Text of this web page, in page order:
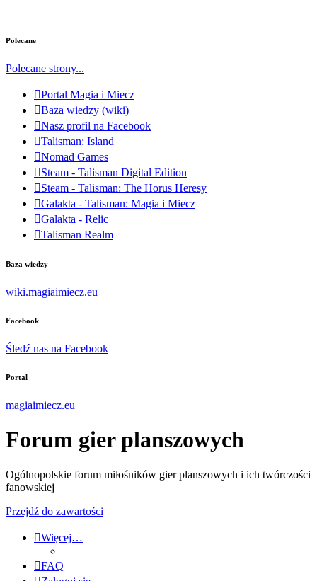
Polecane
Polecane strony...
Portal Magia i Miecz
Baza wiedzy (wiki)
Nasz profil na Facebook
Talisman: Island
Nomad Games
Steam - Talisman Digital Edition
Steam - Talisman: The Horus Heresy
Galakta - Talisman: Magia i Miecz
Galakta - Relic
Talisman Realm
Baza wiedzy
wiki.magiaimiecz.eu
Facebook
Śledź nas na Facebook
Portal
magiaimiecz.eu
Forum gier planszowych
Ogólnopolskie forum miłośników gier planszowych i ich twórczości
fanowskiej
Przejdź do zawartości
Więcej…
FAQ